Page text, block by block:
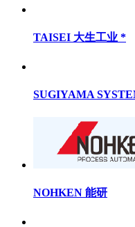
TAISEI 大生工业 *
SUGIYAMA
NOHKEN 能研